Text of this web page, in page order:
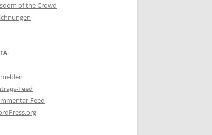
of the Crowd
Feed
Feed